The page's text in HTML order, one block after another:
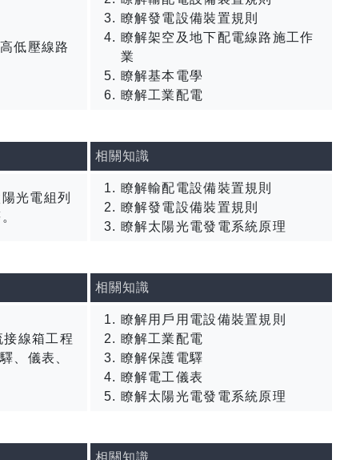
低壓線路
瞭解發電設備裝置規則
瞭解架空及地下配電線路施工作
業
瞭解基本電學
瞭解工業配電
相關知識
光電組列
瞭解輸配電設備裝置規則
瞭解發電設備裝置規則
瞭解太陽光電發電系統原理
相關知識
線箱工程
、儀表、
瞭解用戶用電設備裝置規則
瞭解工業配電
瞭解保護電驛
瞭解電工儀表
瞭解太陽光電發電系統原理
相關知識